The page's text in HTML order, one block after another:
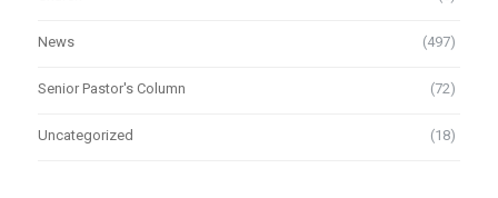
News (497)
Senior Pastor's Column (72)
Uncategorized (18)